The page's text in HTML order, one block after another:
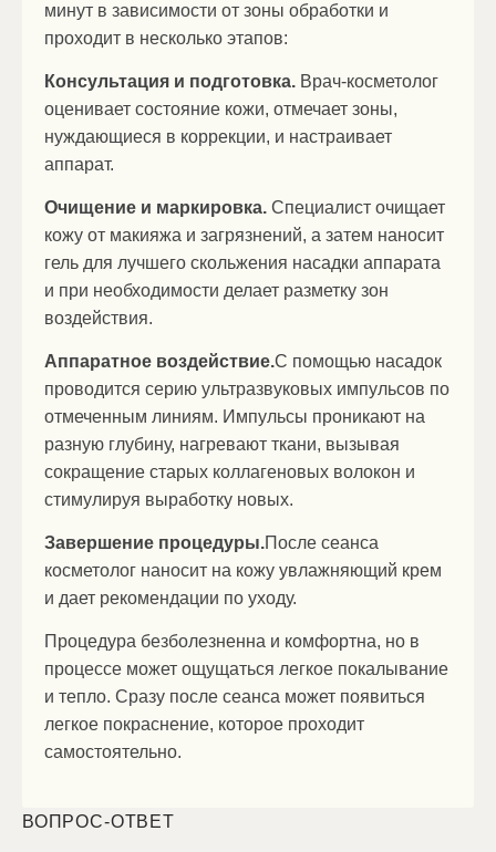
минут в зависимости от зоны обработки и
проходит в несколько этапов:
Консультация и подготовка. Врач-косметолог
оценивает состояние кожи, отмечает зоны,
нуждающиеся в коррекции, и настраивает
аппарат.
Очищение и маркировка. Специалист очищает
кожу от макияжа и загрязнений, а затем наносит
гель для лучшего скольжения насадки аппарата
и при необходимости делает разметку зон
воздействия.
Аппаратное воздействие.С помощью насадок
проводится серию ультразвуковых импульсов по
отмеченным линиям. Импульсы проникают на
разную глубину, нагревают ткани, вызывая
сокращение старых коллагеновых волокон и
стимулируя выработку новых.
Завершение процедуры.После сеанса
косметолог наносит на кожу увлажняющий крем
и дает рекомендации по уходу.
Процедура безболезненна и комфортна, но в
процессе может ощущаться легкое покалывание
и тепло. Сразу после сеанса может появиться
легкое покраснение, которое проходит
самостоятельно.
ВОПРОС-ОТВЕТ